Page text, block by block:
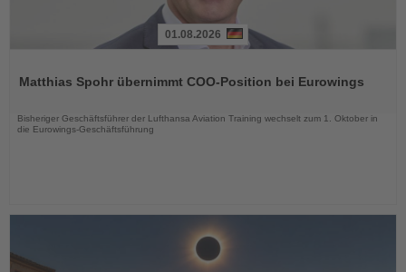
die
01.08.2026
Matthias Spohr übernimmt COO-Position bei Eurowings
Bisheriger Geschäftsführer der Lufthansa Aviation Training wechselt zum 1. Oktober in
die Eurowings-Geschäftsführung